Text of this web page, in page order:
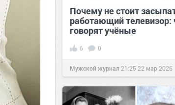
Почему не стоит
работающий телевизор:
говорят учёные
6 0
Мужской журнал 21:25 22 мар 2026